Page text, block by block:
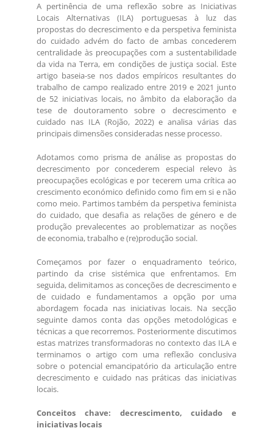
A pertinência de uma reflexão sobre as Iniciativas
Locais Alternativas (ILA) portuguesas à luz das
propostas do decrescimento e da perspetiva feminista
do cuidado advém do facto de ambas concederem
centralidade às preocupações com a sustentabilidade
da vida na Terra, em condições de justiça social. Este
artigo baseia-se nos dados empíricos resultantes do
trabalho de campo realizado entre 2019 e 2021 junto
de 52 iniciativas locais, no âmbito da elaboração da
tese de doutoramento sobre o decrescimento e
cuidado nas ILA (Rojão, 2022) e analisa várias das
principais dimensões consideradas nesse processo.
Adotamos como prisma de análise as propostas do
decrescimento por concederem especial relevo às
preocupações ecológicas e por tecerem uma crítica ao
crescimento económico definido como fim em si e não
como meio. Partimos também da perspetiva feminista
do cuidado, que desafia as relações de género e de
produção prevalecentes ao problematizar as noções
de economia, trabalho e (re)produção social.
Começamos por fazer o enquadramento teórico,
partindo da crise sistémica que enfrentamos. Em
seguida, delimitamos as conceções de decrescimento e
de cuidado e fundamentamos a opção por uma
abordagem focada nas iniciativas locais. Na secção
seguinte damos conta das opções metodológicas e
técnicas a que recorremos. Posteriormente discutimos
estas matrizes transformadoras no contexto das ILA e
terminamos o artigo com uma reflexão conclusiva
sobre o potencial emancipatório da articulação entre
decrescimento e cuidado nas práticas das iniciativas
locais.
Conceitos chave: decrescimento, cuidado e
iniciativas locais